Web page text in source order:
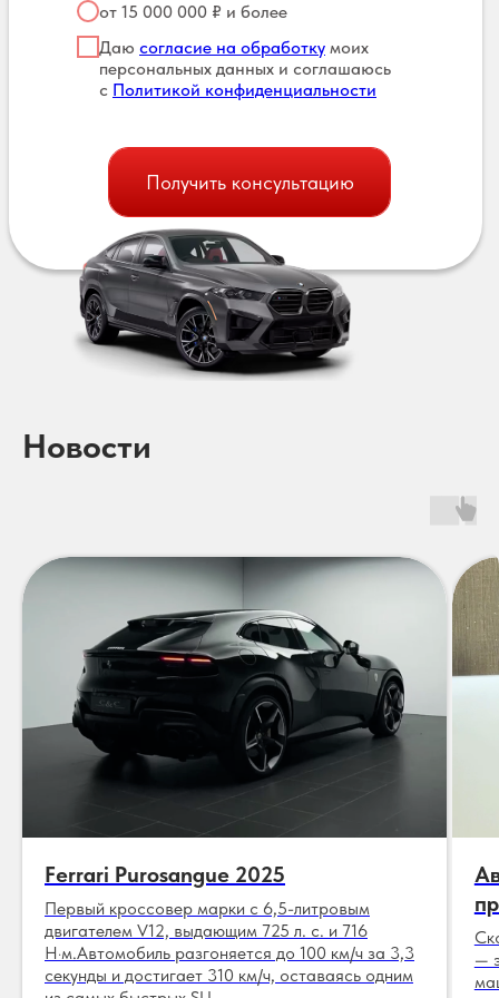
от 15 000 000 ₽ и более
Даю согласие на обработку моих
персональных данных и соглашаюсь
с Политикой конфиденциальности
Получить консультацию
Новости
Ferrari Purosangue 2025
Первый кроссовер марки с 6,5-литровым
двигателем V12, выдающим 725 л. с. и 716
Н·м.Автомобиль разгоняется до 100 км/ч за 3,3
секунды и достигает 310 км/ч, оставаясь одним
—